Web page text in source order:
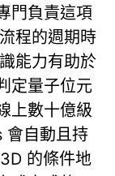
門負責這項
程的週期時
能力有助於
定量子位元
上數十億級
會自動且持
的條件地